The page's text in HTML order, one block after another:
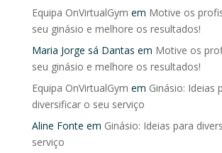
Equipa OnVirtualGym em Motive os
seu ginásio e melhore os resultados!
Maria Jorge sá Dantas em Motive os
seu ginásio e melhore os resultados!
Equipa OnVirtualGym em Ginásio: Ideias
diversificar o seu serviço
Aline Fonte em Ginásio: Ideias para
serviço